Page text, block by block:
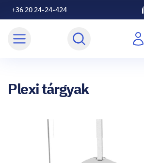
+36 20 24-24-424
Plexi tárgyak